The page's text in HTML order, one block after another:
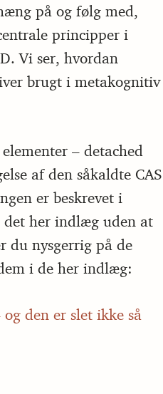
på og følg med,
principper i
Vi ser, hvordan
brugt i metakognitiv
– detached
af den såkaldte CAS
er beskrevet i
det her indlæg uden at
du nysgerrig på de
i de her indlæg:
den er slet ikke så